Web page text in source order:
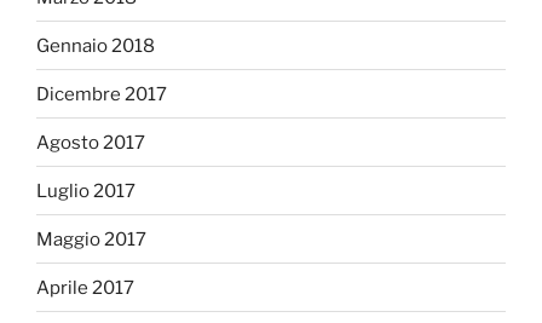
Gennaio 2018
Dicembre 2017
Agosto 2017
Luglio 2017
Maggio 2017
Aprile 2017